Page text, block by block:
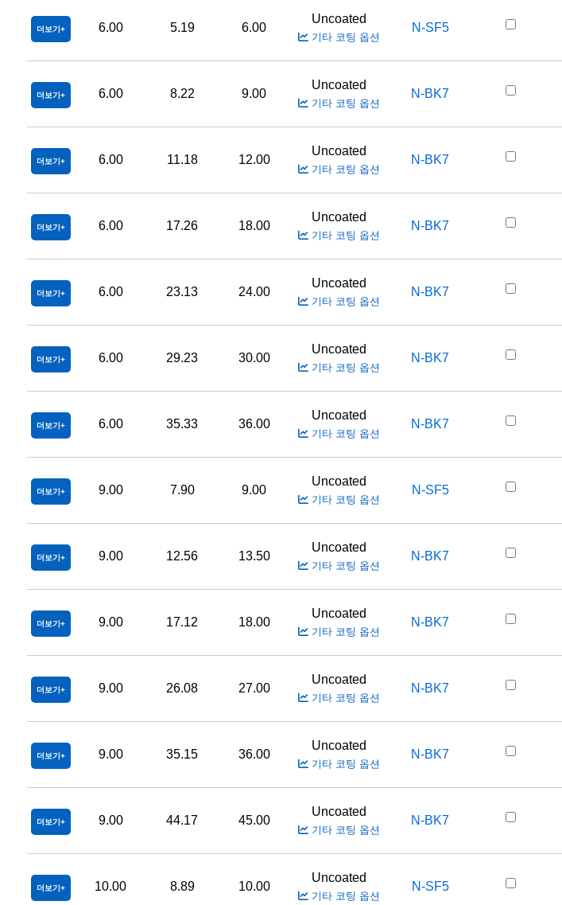
더보기 6.00 5.19 6.00
Uncoated
기타 코팅 옵션
N-SF5
더보기 6.00 8.22 9.00
Uncoated
기타 코팅 옵션
N-BK7
더보기 6.00 11.18 12.00
Uncoated
기타 코팅 옵션
N-BK7
더보기 6.00 17.26 18.00
Uncoated
기타 코팅 옵션
N-BK7
더보기 6.00 23.13 24.00
Uncoated
기타 코팅 옵션
N-BK7
더보기 6.00 29.23 30.00
Uncoated
기타 코팅 옵션
N-BK7
더보기 6.00 35.33 36.00
Uncoated
기타 코팅 옵션
N-BK7
더보기 9.00 7.90 9.00
Uncoated
기타 코팅 옵션
N-SF5
더보기 9.00 12.56 13.50
Uncoated
기타 코팅 옵션
N-BK7
더보기 9.00 17.12 18.00
Uncoated
기타 코팅 옵션
N-BK7
더보기 9.00 26.08 27.00
Uncoated
기타 코팅 옵션
N-BK7
더보기 9.00 35.15 36.00
Uncoated
기타 코팅 옵션
N-BK7
더보기 9.00 44.17 45.00
Uncoated
기타 코팅 옵션
N-BK7
더보기 10.00 8.89 10.00
Uncoated
기타 코팅 옵션
N-SF5